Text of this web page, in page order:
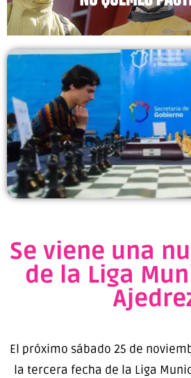
Se viene una
de la Liga
El próximo sábado 25 de
la tercera fecha de la Liga